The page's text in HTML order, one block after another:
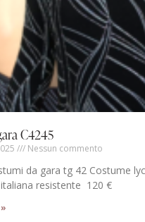
C4245
Nessun commento
da gara tg 42 Costume
resistente 120 €